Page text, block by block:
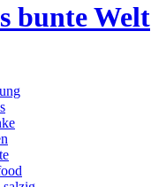
bunte Welt